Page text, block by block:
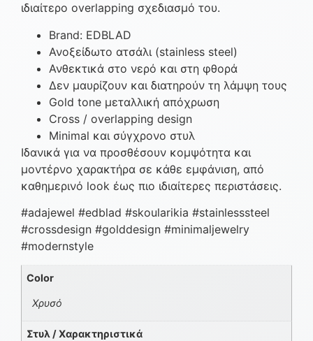
ιδιαίτερο overlapping σχεδιασμό του.
Brand: EDBLAD
Ανοξείδωτο ατσάλι (stainless steel)
Ανθεκτικά στο νερό και στη φθορά
Δεν μαυρίζουν και διατηρούν τη λάμψη τους
Gold tone μεταλλική απόχρωση
Cross / overlapping design
Minimal και σύγχρονο στυλ
Ιδανικά για να προσθέσουν κομψότητα και
μοντέρνο χαρακτήρα σε κάθε εμφάνιση, από
καθημερινό look έως πιο ιδιαίτερες περιστάσεις.
#adajewel #edblad #skoularikia #stainlesssteel
#crossdesign #golddesign #minimaljewelry
#modernstyle
Color
Χρυσό
Στυλ / Χαρακτηριστικά